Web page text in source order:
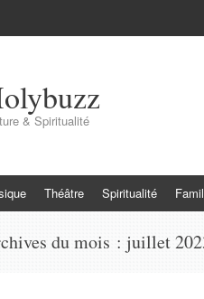
& Spiritualité
Théâtre Spiritualité
du mois : juillet